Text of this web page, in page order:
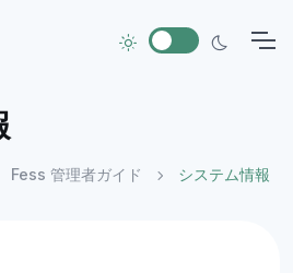
Fess 管理者ガイド システム情報